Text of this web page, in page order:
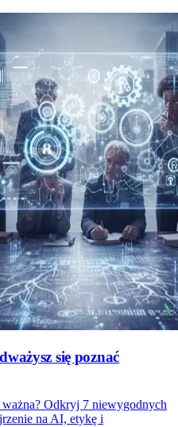
się poznać
Odkryj 7 niewygodnych
na AI, etykę i